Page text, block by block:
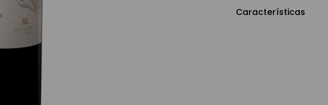
Características